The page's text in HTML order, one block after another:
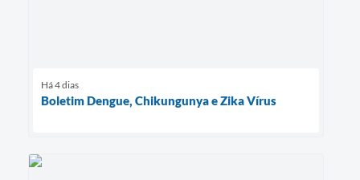
Há 4 dias
Boletim Dengue, Chikungunya e Zika Vírus